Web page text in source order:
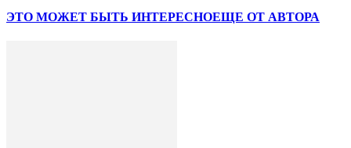
ЭТО МОЖЕТ БЫТЬ ИНТЕРЕСНОЕЩЕ ОТ АВТОРА